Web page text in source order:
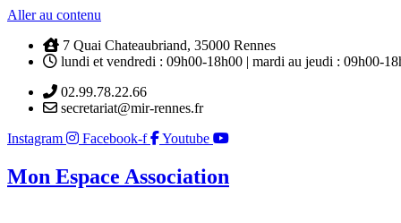
Aller au contenu
7 Quai Chateaubriand, 35000 Rennes
lundi et vendredi : 09h00-18h00 | mardi au jeudi : 09h00-
02.99.78.22.66
secretariat@mir-rennes.fr
Instagram
Facebook-f Youtube
Mon Espace Association